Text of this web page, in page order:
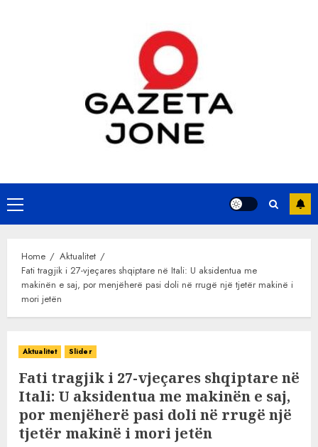
Primary
Menu
Home
Aktualitet
Fati tragjik i 27-vjeçares shqiptare në Itali: U aksidentua me
makinën e saj, por menjëherë pasi doli në rrugë një tjetër makinë i
mori jetën
Aktualitet Slider
Fati tragjik i 27-vjeçares shqiptare në
Itali: U aksidentua me makinën e saj,
por menjëherë pasi doli në rrugë një
tjetër makinë i mori jetën